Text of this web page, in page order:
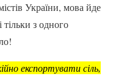
України, мова йде
з одного
експортувати сіль,